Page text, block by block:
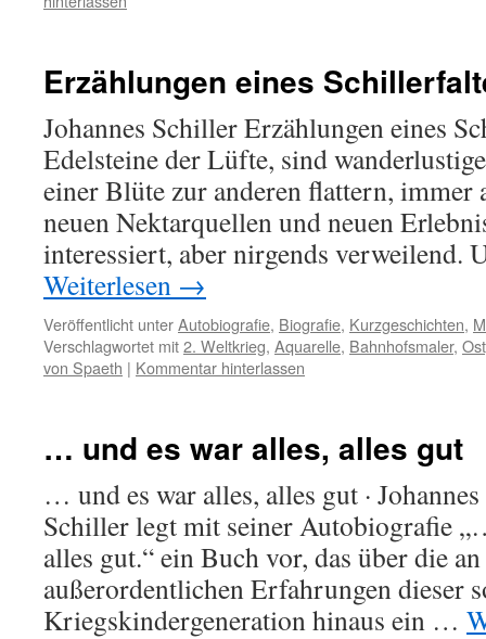
Erzählungen eines
Johannes Schiller Erzählungen eines
Edelsteine der Lüfte, sind
einer Blüte zur anderen flattern, immer
neuen Nektarquellen und neuen
interessiert, aber nirgends verweilend.
Weiterlesen →
Veröffentlicht unterAutobiografie, Biografie, Kurzgeschichten,
Verschlagwortet mit2. Weltkrieg, Aquarelle, Bahnhofsmaler,
von Spaeth | Kommentar hinterlassen
… und es war alles, alles gut
… und es war alles, alles gut ·
Schiller legt mit seiner Autobiografie
alles gut.“ ein Buch vor, das über die
außerordentlichen Erfahrungen dieser
Kriegskindergeneration hinaus ein …